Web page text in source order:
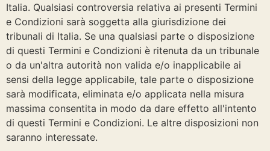
Italia. Qualsiasi controversia relativa ai presenti Termini
e Condizioni sarà soggetta alla giurisdizione dei
tribunali di Italia. Se una qualsiasi parte o disposizione
di questi Termini e Condizioni è ritenuta da un tribunale
o da un'altra autorità non valida e/o inapplicabile ai
sensi della legge applicabile, tale parte o disposizione
sarà modificata, eliminata e/o applicata nella misura
massima consentita in modo da dare effetto all'intento
di questi Termini e Condizioni. Le altre disposizioni non
saranno interessate.